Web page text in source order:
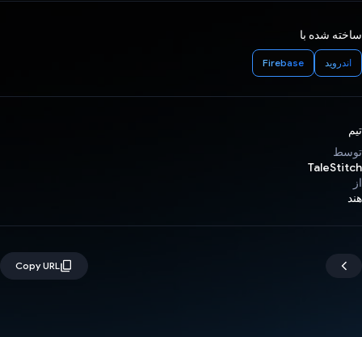
ساخته شده با
اندروید Firebase
تیم
توسط
TaleStitch
از
هند